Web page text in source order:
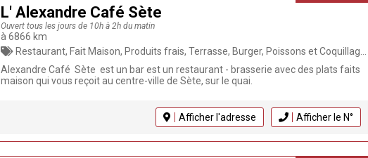
L' Alexandre Café Sète
Ouvert tous les jours de 10h à 2h du matin
à 6866 km
Restaurant, Fait Maison, Produits frais, Terrasse, Burger, Poissons et Coquillages, Tapas, Brasserie, Bar-Restaurant, Restaurant méditerranéen, Végétarien, Evènements, Bord du canal
Alexandre Café Sète est un bar est un restaurant - brasserie avec des plats faits
maison qui vous reçoit au centre-ville de Sète, sur le quai.
Afficher l'adresse Afficher le N°